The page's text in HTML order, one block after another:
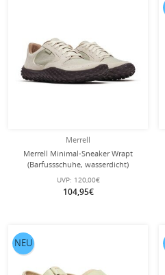
Merrell
Merrell Minimal-Sneaker Wrapt
(Barfussschuhe, wasserdicht)
beige/braun Herren
UVP: 120,00€
104,95€
NEU